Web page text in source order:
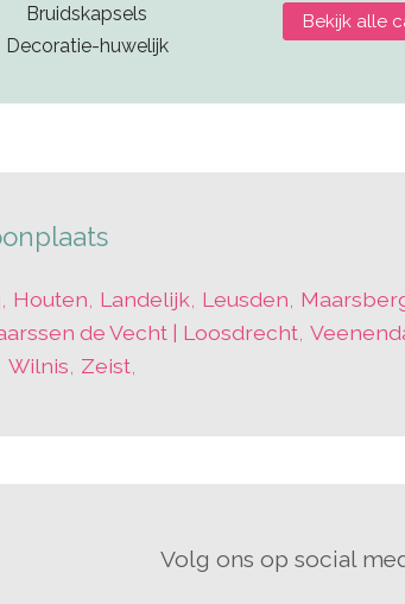
Bruidskapsels
Decoratie-huwelijk
Bekijk alle
Houten Landelijk Leusden
de Vecht | Loosdrecht ,
Wilnis Zeist,
Volg ons op social